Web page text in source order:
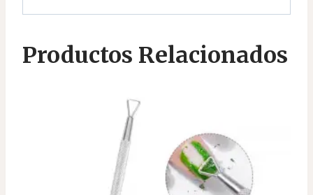
Productos Relacionados